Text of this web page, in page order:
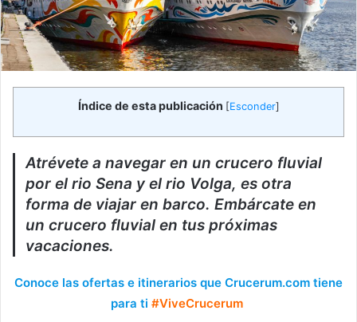
Índice de esta publicación [Esconder]
Atrévete a navegar en un crucero fluvial
por el rio Sena y el rio Volga, es otra
forma de viajar en barco. Embárcate en
un crucero fluvial en tus próximas
vacaciones.
Conoce las ofertas e itinerarios que Crucerum.com tiene
para ti #ViveCrucerum